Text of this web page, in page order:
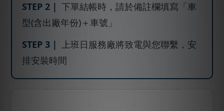
STEP 2｜ 下單結帳時，請於備註欄填寫「車
型(含出廠年份)＋車號」
STEP 3｜ 上班日服務廠將致電與您聯繫，安
排安裝時間